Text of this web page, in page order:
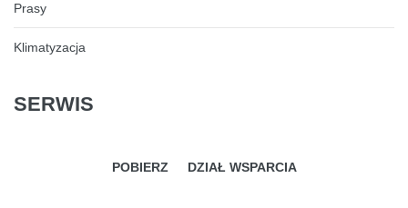
Prasy
Klimatyzacja
SERWIS
POBIERZ DZIAŁ WSPARCIA